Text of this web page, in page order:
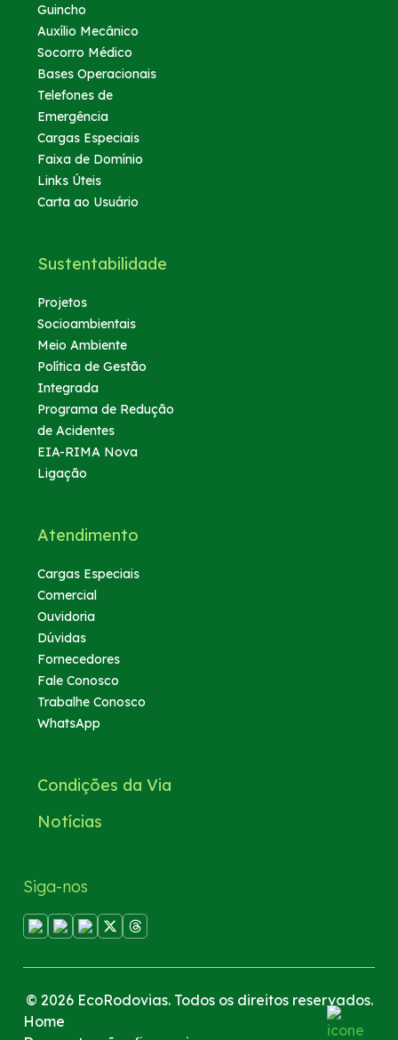
Guincho
Auxílio Mecânico
Socorro Médico
Bases Operacionais
Telefones de
Emergência
Cargas Especiais
Faixa de Domínio
Links Úteis
Carta ao Usuário
Sustentabilidade
Projetos
Socioambientais
Meio Ambiente
Política de Gestão
Integrada
Programa de Redução
de Acidentes
EIA-RIMA Nova
Ligação
Atendimento
Cargas Especiais
Comercial
Ouvidoria
Dúvidas
Fornecedores
Fale Conosco
Trabalhe Conosco
WhatsApp
Condições da Via
Notícias
Siga-nos
Home
© 2026 EcoRodovias. Todos os direitos reservados.